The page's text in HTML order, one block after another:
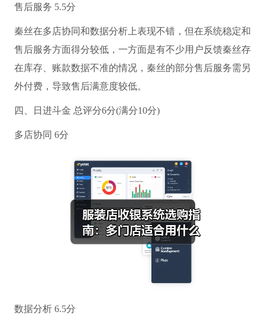
售后服务 5.5分
秦丝在多店协同和数据分析上表现不错，但在系统稳定和
售后服务方面得分较低，一方面是有不少用户反馈秦丝存
在库存、账款数据不准的情况，秦丝的部分售后服务需另
外付费，导致售后满意度较低。
四、日进斗金 总评分6分(满分10分)
多店协同 6分
数据分析 6.5分